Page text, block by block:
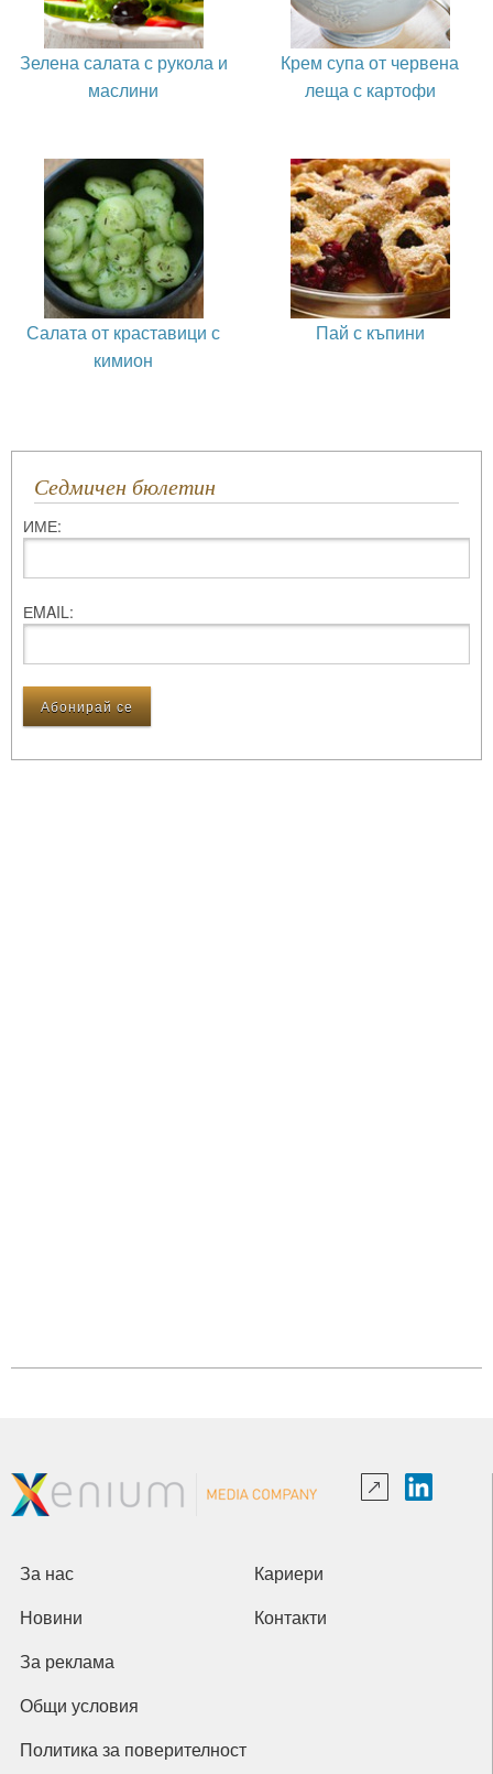
Зелена салата с рукола и
маслини
Крем супа от червена
леща с картофи
Салата от краставици с
кимион
Пай с къпини
Седмичен бюлетин
ИМЕ:
ЕMAIL:
За нас Кариери
Новини Контакти
За реклама
Общи условия
Политика за поверителност